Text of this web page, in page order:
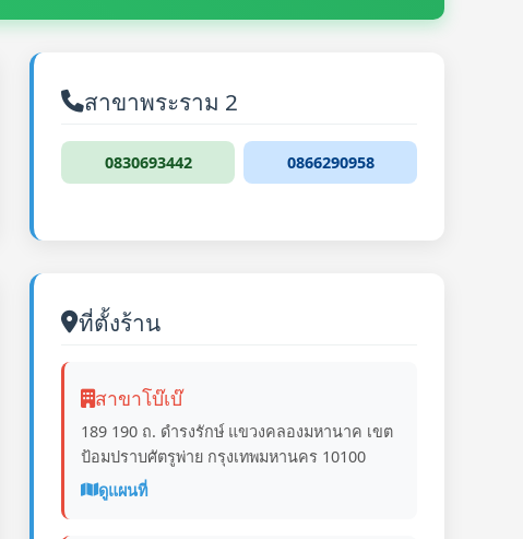
สาขาพระราม 2
0830693442 0866290958
ที่ตั้งร้าน
สาขาโบ๊เบ๊
189 190 ถ. ดำรงรักษ์ แขวงคลองมหานาค เขต
ป้อมปราบศัตรูพ่าย กรุงเทพมหานคร 10100
ดูแผนที่